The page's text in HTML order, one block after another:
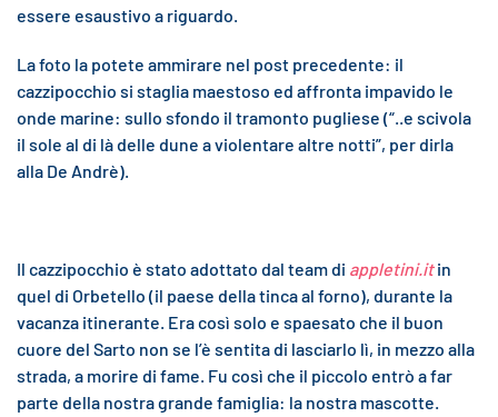
essere esaustivo a riguardo.
La foto la potete ammirare nel post precedente: il
cazzipocchio si staglia maestoso ed affronta impavido le
onde marine: sullo sfondo il tramonto pugliese (“..e scivola
il sole al di là delle dune a violentare altre notti”, per dirla
alla De Andrè).
Il cazzipocchio è stato adottato dal team di appletini.itin
quel di Orbetello (il paese della tinca al forno), durante la
vacanza itinerante. Era così solo e spaesato che il buon
cuore del Sarto non se l’è sentita di lasciarlo lì, in mezzo alla
strada, a morire di fame. Fu così che il piccolo entrò a far
parte della nostra grande famiglia: la nostra mascotte.